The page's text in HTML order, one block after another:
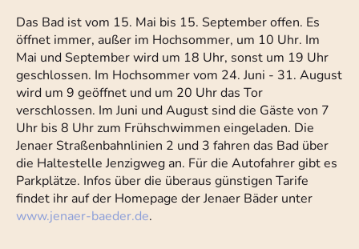
Das Bad ist vom 15. Mai bis 15. September offen. Es
öffnet immer, außer im Hochsommer, um 10 Uhr. Im
Mai und September wird um 18 Uhr, sonst um 19 Uhr
geschlossen. Im Hochsommer vom 24. Juni - 31. August
wird um 9 geöffnet und um 20 Uhr das Tor
verschlossen. Im Juni und August sind die Gäste von 7
Uhr bis 8 Uhr zum Frühschwimmen eingeladen. Die
Jenaer Straßenbahnlinien 2 und 3 fahren das Bad über
die Haltestelle Jenzigweg an. Für die Autofahrer gibt es
Parkplätze. Infos über die überaus günstigen Tarife
findet ihr auf der Homepage der Jenaer Bäder unter
www.jenaer-baeder.de.